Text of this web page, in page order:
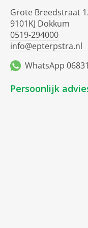
Grote Breedstraat
9101KJ Dokkum
0519-294000
info@epterpstra.nl
WhatsApp
Persoonlijk